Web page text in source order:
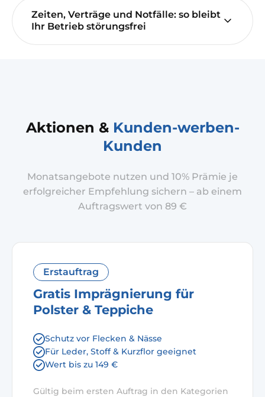
Zeiten, Verträge und Notfälle: so bleibt
Ihr Betrieb störungsfrei
Aktionen & Kunden-werben-
Kunden
Monatsangebote nutzen und 10% Prämie je
erfolgreicher Empfehlung sichern – ab einem
Auftragswert von 89 €
Erstauftrag
Gratis Imprägnierung für
Polster & Teppiche
Schutz vor Flecken & Nässe
Für Leder, Stoff & Kurzflor geeignet
Wert bis zu 149 €
Gültig beim ersten Auftrag in den Kategorien